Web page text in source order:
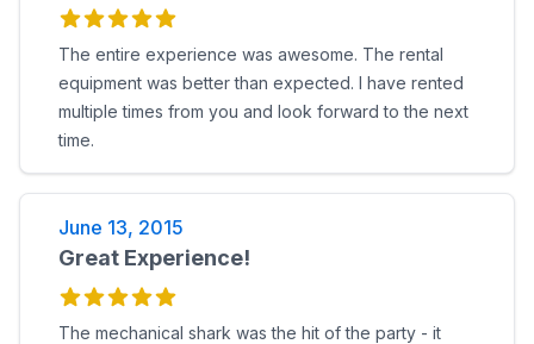
The entire experience was awesome. The rental
equipment was better than expected. I have rented
multiple times from you and look forward to the next
time.
June 13, 2015
Great Experience!
The mechanical shark was the hit of the party - it